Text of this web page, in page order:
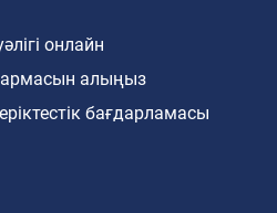
онлайн
алыңыз
бағдарламасы